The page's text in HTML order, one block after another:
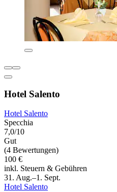
Hotel Salento
Hotel Salento
Specchia
7,0/10
Gut
(4 Bewertungen)
100 €
inkl. Steuern & Gebühren
31. Aug.–1. Sept.
Hotel Salento